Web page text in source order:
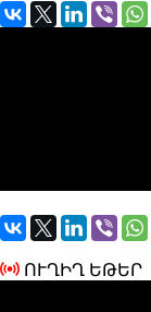
ՈՒՂԻՂ ԵԹԵՐ